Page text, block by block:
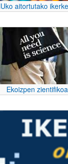
aitortutako
Ekoizpen zientifikoa